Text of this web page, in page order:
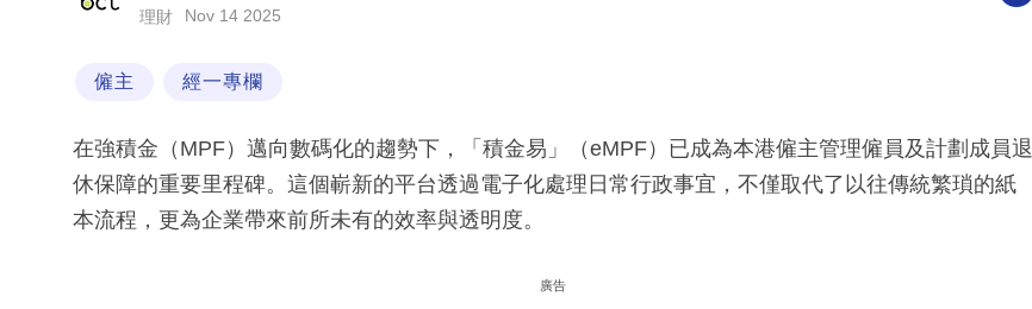
理財 Nov 14 2025
僱主 經一專欄
在強積金（MPF）邁向數碼化的趨勢下，「積金易」（eMPF）已成為本港僱主管理僱員及計劃成員退
休保障的重要里程碑。這個嶄新的平台透過電子化處理日常行政事宜，不僅取代了以往傳統繁瑣的紙
本流程，更為企業帶來前所未有的效率與透明度。
廣告